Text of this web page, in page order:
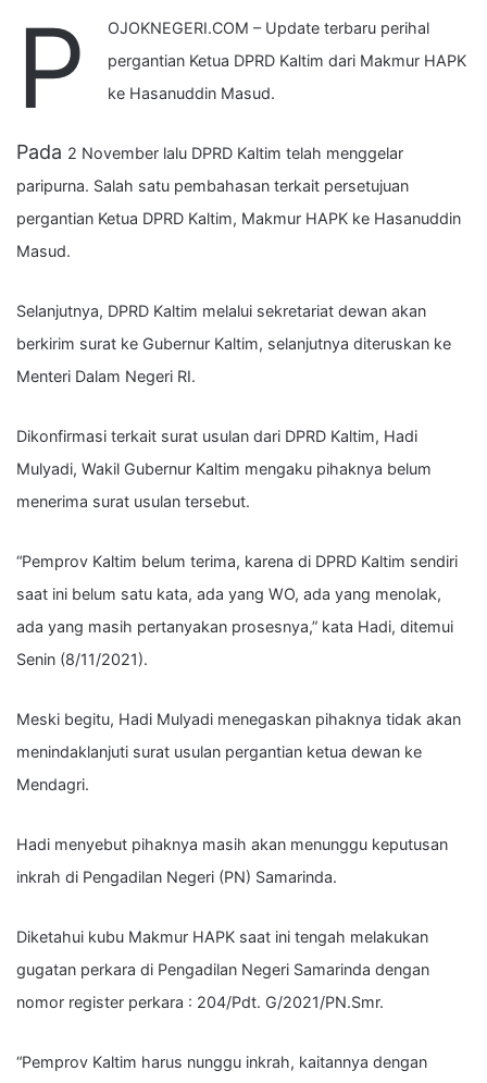
P
OJOKNEGERI.COM – Update terbaru perihal
pergantian Ketua DPRD Kaltim dari Makmur HAPK
ke Hasanuddin Masud.
Pada 2 November lalu DPRD Kaltim telah menggelar
paripurna. Salah satu pembahasan terkait persetujuan
pergantian Ketua DPRD Kaltim, Makmur HAPK ke Hasanuddin
Masud.
Selanjutnya, DPRD Kaltim melalui sekretariat dewan akan
berkirim surat ke Gubernur Kaltim, selanjutnya diteruskan ke
Menteri Dalam Negeri RI.
Dikonfirmasi terkait surat usulan dari DPRD Kaltim, Hadi
Mulyadi, Wakil Gubernur Kaltim mengaku pihaknya belum
menerima surat usulan tersebut.
“Pemprov Kaltim belum terima, karena di DPRD Kaltim sendiri
saat ini belum satu kata, ada yang WO, ada yang menolak,
ada yang masih pertanyakan prosesnya,” kata Hadi, ditemui
Senin (8/11/2021).
Meski begitu, Hadi Mulyadi menegaskan pihaknya tidak akan
menindaklanjuti surat usulan pergantian ketua dewan ke
Mendagri.
Hadi menyebut pihaknya masih akan menunggu keputusan
inkrah di Pengadilan Negeri (PN) Samarinda.
Diketahui kubu Makmur HAPK saat ini tengah melakukan
gugatan perkara di Pengadilan Negeri Samarinda dengan
nomor register perkara : 204/Pdt. G/2021/PN.Smr.
“Pemprov Kaltim harus nunggu inkrah, kaitannya dengan